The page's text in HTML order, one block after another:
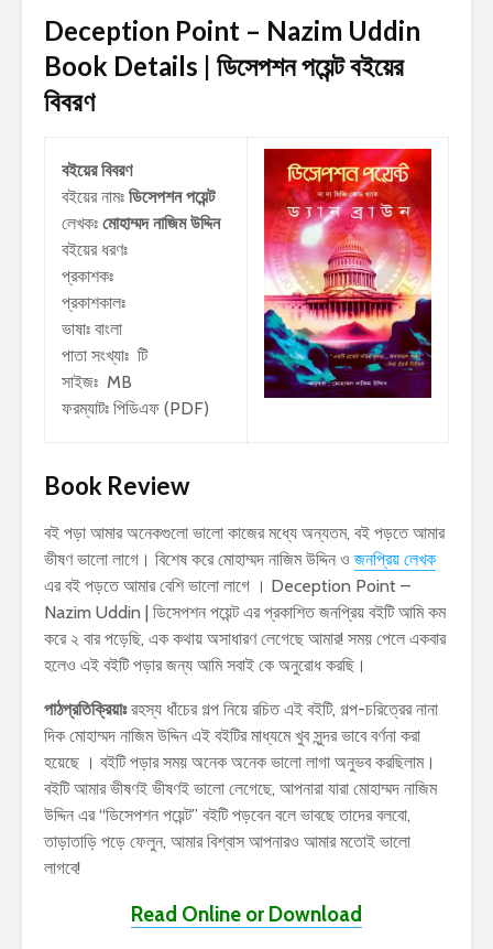
Deception Point – Nazim Uddin
Book Details | ডিসেপশন পয়েন্টবইয়ের
বিবরণ
বইয়ের বিবরণ
বইয়ের নামঃ ডিসেপশন পয়েন্ট
লেখকঃ মোহাম্মদ নাজিম উদ্দিন
বইয়ের ধরণঃ
প্রকাশকঃ
প্রকাশকালঃ
ভাষাঃ বাংলা
পাতা সংখ্যাঃ টি
সাইজঃ MB
ফরম্যাটঃ পিডিএফ (PDF)
Book Review
বই পড়া আমার অনেকগুলো ভালো কাজের মধ্যে অন্যতম, বই পড়তে আমার
ভীষণ ভালো লাগে। বিশেষ করে মোহাম্মদ নাজিম উদ্দিন ও জনপ্রিয় লেখক
এর বই পড়তে আমার বেশি ভালো লাগে । Deception Point –
Nazim Uddin | ডিসেপশন পয়েন্ট এর প্রকাশিত জনপ্রিয় বইটি আমি কম
করে ২ বার পড়েছি, এক কথায় অসাধারণ লেগেছে আমার! সময় পেলে একবার
হলেও এই বইটি পড়ার জন্য আমি সবাই কে অনুরোধ করছি।
পাঠপ্রতিক্রিয়াঃরহস্য ধাঁচের গল্প নিয়ে রচিত এই বইটি, গল্প-চরিত্রের নানা
দিক মোহাম্মদ নাজিম উদ্দিন এই বইটির মাধ্যমে খুব সুন্দর ভাবে বর্ণনা করা
হয়েছে । বইটি পড়ার সময় অনেক অনেক ভালো লাগা অনুভব করছিলাম।
বইটি আমার ভীষণই ভীষণই ভালো লেগেছে, আপনারা যারা মোহাম্মদ নাজিম
উদ্দিন এর “ডিসেপশন পয়েন্ট” বইটি পড়বেন বলে ভাবছে তাদের বলবো,
তাড়াতাড়ি পড়ে ফেলুন, আমার বিশ্বাস আপনারও আমার মতোই ভালো
লাগবে!
Read Online or Download